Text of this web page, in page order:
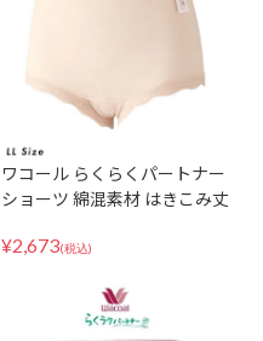
ワコール らくらくパートナー
ショーツ 綿混素材 はきこみ丈
サイズ DSL211
¥2,673(税込)